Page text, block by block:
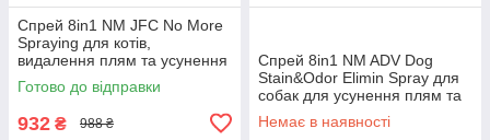
Спрей 8in1 NM JFC No More
Spraying для котів,
видалення плям та усунення
запахів, 709 мл (*)
Готово до відправки
932 ₴ 988 ₴
Спрей 8in1 NM ADV Dog
Stain&Odor Elimin Spray для
собак для усунення плям та
запахів, з посиленою
формулою, 946 мл (*)
Немає в наявності